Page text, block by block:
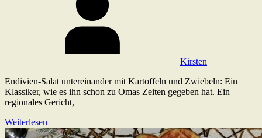
Kirsten
Endivien-Salat untereinander mit Kartoffeln und Zwiebeln: Ein
Klassiker, wie es ihn schon zu Omas Zeiten gegeben hat. Ein
regionales Gericht,
Weiterlesen